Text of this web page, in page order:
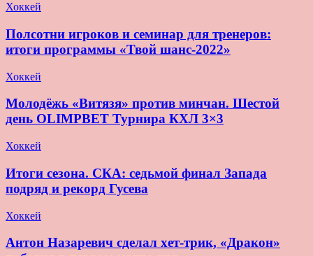
Хоккей
Полсотни игроков и семинар для тренеров:
итоги программы «Твой шанс-2022»
Хоккей
Молодёжь «Витязя» против минчан. Шестой
день OLIMPBET Турнира КХЛ 3×3
Хоккей
Итоги сезона. СКА: седьмой финал Запада
подряд и рекорд Гусева
Хоккей
Антон Назаревич сделал хет-трик, «Дракон»